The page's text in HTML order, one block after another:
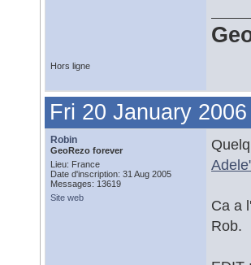
Hors ligne
Fri 20 January
Robin
GeoRezo forever
Lieu: France
Date d'inscription: 31 Aug 2005
Messages: 13619
Site web
Ca a
Rob.